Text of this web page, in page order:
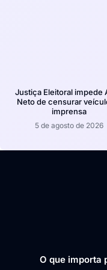
Justiça Eleitoral impede
Neto de censurar
imprensa
5 de agosto de 2026
O que importa